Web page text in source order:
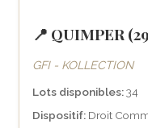
📍 QUIMPER
GFI - KOLLECTION
Lots disponibles:34
Dispositif: Droit